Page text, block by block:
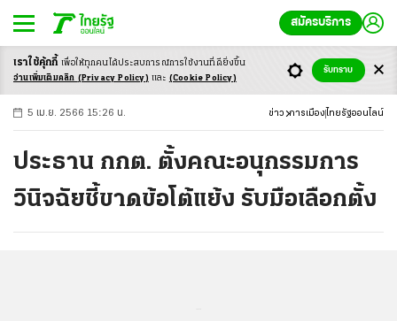
สมัครบริการ
-ก ก ก+
5 เม.ย. 2566 15:26 น. ข่าว การเมือง ไทยรัฐออนไลน์
ประธาน กกต. ตั้งคณะอนุกรรมการ
วินิจฉัยชี้ขาดข้อโต้แย้ง รับมือเลือกตั้ง
เราใช้คุ้กกี้ เพื่อให้ทุกคนได้ประสบการณ์การใช้งานที่ดียิ่งขึ้น
อ่านเพิ่มเติมคลิก (Privacy Policy) และ (Cookie Policy)
รับทราบ